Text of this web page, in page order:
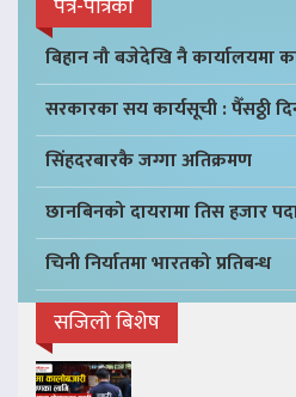
पत्र-पत्रिका
बिहान नौ बजेदेखि नै कार्यालयमा
सरकारका सय कार्यसूची : पैँसठ्ठी
सिंहदरबारकै जग्गा अतिक्रमण
छानबिनको दायरामा तिस हजार
चिनी निर्यातमा भारतको प्रतिबन्ध
सजिलो बिशेष